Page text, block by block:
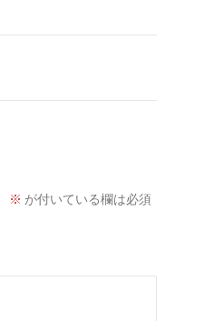
※ が付いている欄は必須